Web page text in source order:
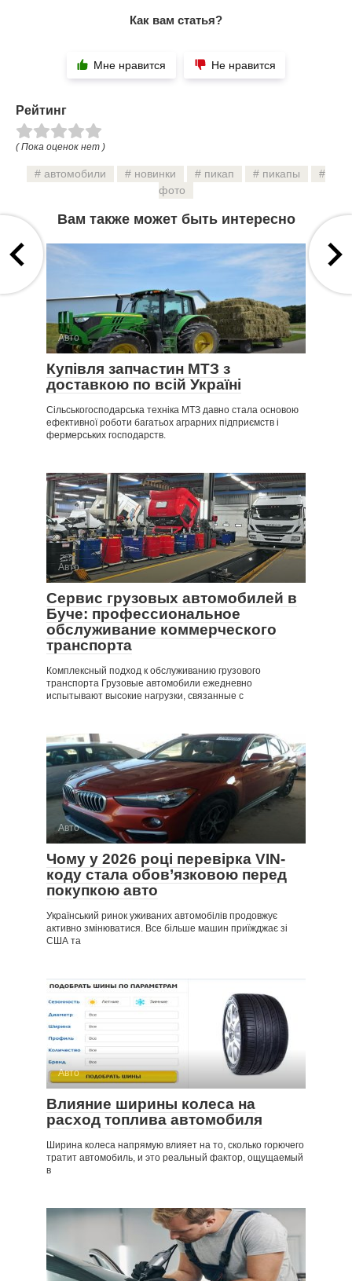
Как вам статья?
Мне нравится Не нравится
Рейтинг
( Пока оценок нет )
автомобили новинки пикап
пикапы
фото
Вам также может быть интересно
Авто
Купівля запчастин МТЗ з
доставкою по всій Україні
Сільськогосподарська техніка МТЗ давно стала основою
ефективної роботи багатьох аграрних підприємств і
фермерських господарств.
Авто
Сервис грузовых автомобилей в
Буче: профессиональное
обслуживание коммерческого
транспорта
Комплексный подход к обслуживанию грузового
транспорта Грузовые автомобили ежедневно
испытывают высокие нагрузки, связанные с
Авто
Чому у 2026 році перевірка VIN-
коду стала обов’язковою перед
покупкою авто
Український ринок уживаних автомобілів продовжує
активно змінюватися. Все більше машин приїжджає зі
США та
Авто
Влияние ширины колеса на
расход топлива автомобиля
Ширина колеса напрямую влияет на то, сколько горючего
тратит автомобиль, и это реальный фактор, ощущаемый
в